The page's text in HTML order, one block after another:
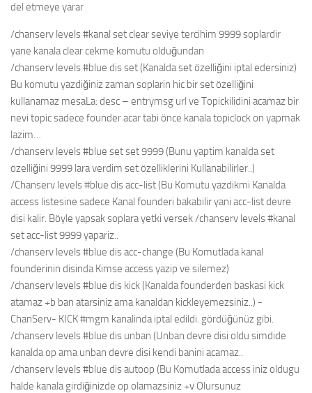
del etmeye yarar
/chanserv levels #kanal set clear seviye tercihim 9999 soplardir
yane kanala clear cekme komutu olduğundan
/chanserv levels #blue dis set (Kanalda set özelliğini iptal edersiniz)
Bu komutu yazdiğiniz zaman soplarin hic bir set özelliğini
kullanamaz mesaLa: desc – entrymsg url ve Topickilidini acamaz bir
nevi topic sadece founder acar tabi önce kanala topiclock on yapmak
lazim…
/chanserv levels #blue set set 9999 (Bunu yaptim kanalda set
özelliğini 9999 lara verdim set özelliklerini Kullanabilirler..)
/Chanserv levels #blue dis acc-list (Bu Komutu yazdikmi Kanalda
access listesine sadece Kanal founderi bakabilir yani acc-list devre
disi kalir. Böyle yapsak soplara yetki versek /chanserv levels #kanal
set acc-list 9999 yapariz..
/chanserv levels #blue dis acc-change (Bu Komutlada kanal
founderinin disinda Kimse access yazip ve silemez)
/chanserv levels #blue dis kick (Kanalda founderden baskasi kick
atamaz +b ban atarsiniz ama kanaldan kickleyemezsiniz..) -
ChanServ- KICK #mgm kanalinda iptal edildi. gördüğünüz gibi.
/chanserv levels #blue dis unban (Unban devre disi oldu simdide
kanalda op ama unban devre disi kendi banini acamaz..
/chanserv levels #blue dis autoop (Bu Komutlada access iniz oldugu
halde kanala girdiğinizde op olamazsiniz +v Olursunuz